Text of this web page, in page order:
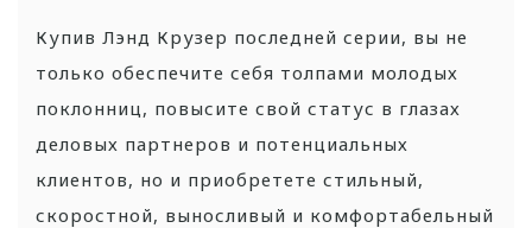
Купив Лэнд Крузер последней серии, вы не
только обеспечите себя толпами молодых
поклонниц, повысите свой статус в глазах
деловых партнеров и потенциальных
клиентов, но и приобретете стильный,
скоростной, выносливый и комфортабельный